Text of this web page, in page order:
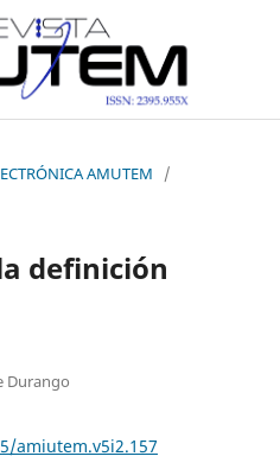
AMUTEM
/
definición
Durango
amiutem.v5i2.157